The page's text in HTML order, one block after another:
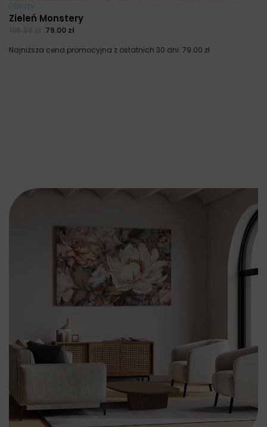
Obrazy
Zieleń Monstery
79.00 zł
Najniższa cena promocyjna z ostatnich 30 dni: 79.00 zł.